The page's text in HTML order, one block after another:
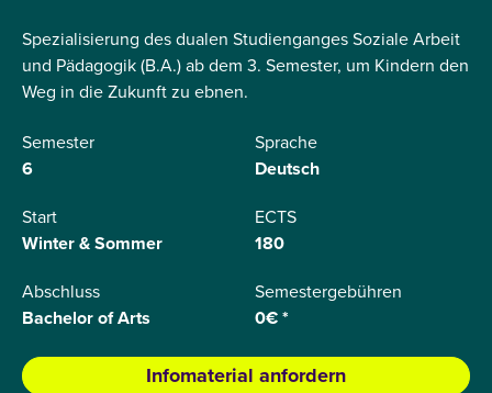
Spezialisierung des dualen Studienganges Soziale Arbeit
und Pädagogik (B.A.) ab dem 3. Semester, um Kindern den
Weg in die Zukunft zu ebnen.
Semester
6
Sprache
Deutsch
Start
Winter & Sommer
ECTS
180
Abschluss
Bachelor of Arts
Semestergebühren
0€ *
Infomaterial anfordern